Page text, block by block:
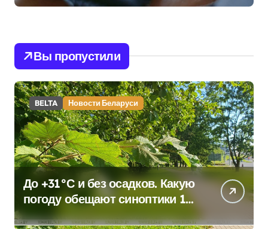
Вы пропустили
BELTA Новости Беларуси
До +31°С и без осадков. Какую
погоду обещают синоптики 10
августа